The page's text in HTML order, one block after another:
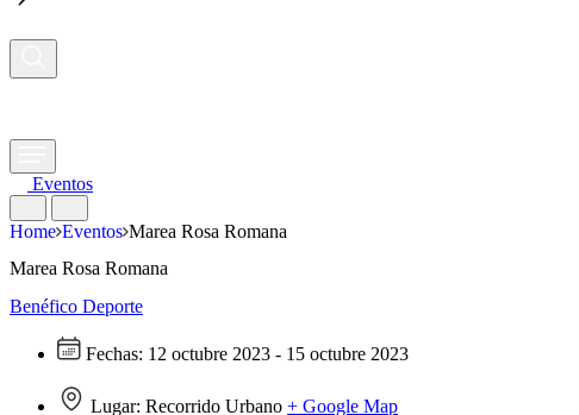
Eventos
Home Eventos Marea Rosa Romana
Marea Rosa Romana
Benéfico Deporte
Fechas: 12 octubre 2023 - 15 octubre 2023
Lugar: Recorrido Urbano + Google Map